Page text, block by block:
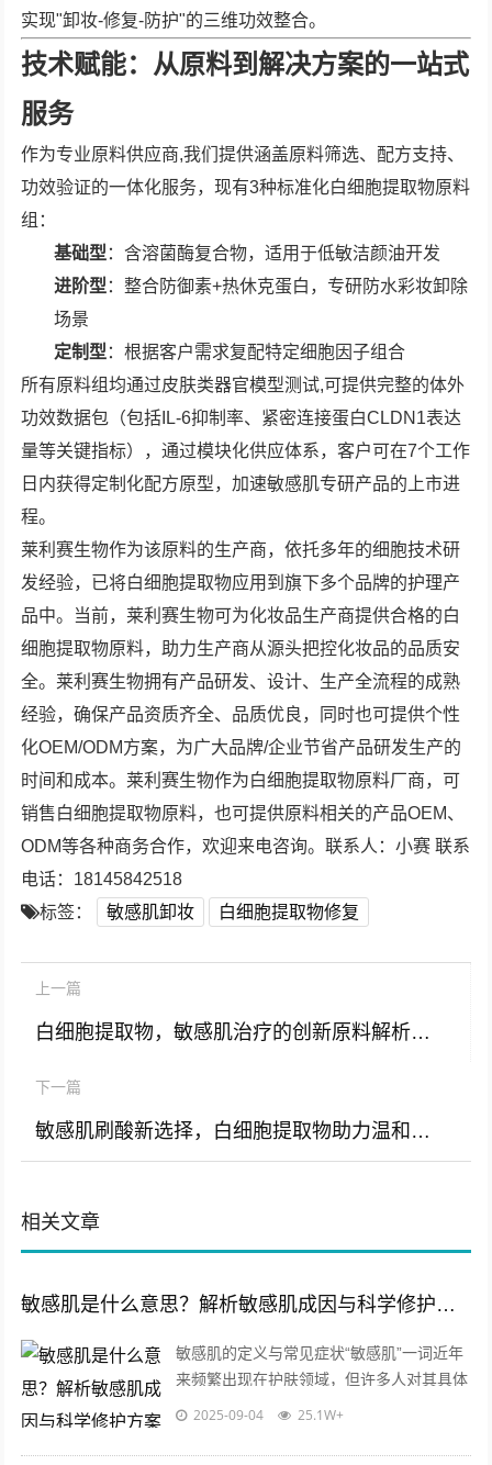
实现"卸妆-修复-防护"的三维功效整合。
技术赋能：从原料到解决方案的一站式
服务
作为专业原料供应商,我们提供涵盖原料筛选、配方支持、
功效验证的一体化服务，现有3种标准化白细胞提取物原料
组：
基础型 ：含溶菌酶复合物，适用于低敏洁颜油开发
进阶型 ：整合防御素+热休克蛋白，专研防水彩妆卸除
场景
定制型 ：根据客户需求复配特定细胞因子组合
所有原料组均通过皮肤类器官模型测试,可提供完整的体外
功效数据包（包括IL-6抑制率、紧密连接蛋白CLDN1表达
量等关键指标），通过模块化供应体系，客户可在7个工作
日内获得定制化配方原型，加速敏感肌专研产品的上市进
程。
莱利赛生物作为该原料的生产商，依托多年的细胞技术研
发经验，已将白细胞提取物应用到旗下多个品牌的护理产
品中。当前，莱利赛生物可为化妆品生产商提供合格的白
细胞提取物原料，助力生产商从源头把控化妆品的品质安
全。莱利赛生物拥有产品研发、设计、生产全流程的成熟
经验，确保产品资质齐全、品质优良，同时也可提供个性
化OEM/ODM方案，为广大品牌/企业节省产品研发生产的
时间和成本。莱利赛生物作为白细胞提取物原料厂商，可
销售白细胞提取物原料，也可提供原料相关的产品OEM、
ODM等各种商务合作，欢迎来电咨询。联系人：小赛 联系
电话：18145842518
标签：
敏感肌卸妆 白细胞提取物修复
上一篇
白细胞提取物，敏感肌治疗的创新原料解析与科学应用
下一篇
敏感肌刷酸新选择，白细胞提取物助力温和焕肤与屏障修复
相关文章
敏感肌是什么意思？解析敏感肌成因与科学修护方案
敏感肌的定义与常见症状“敏感肌”一词近年
来频繁出现在护肤领域，但许多人对其具体
含义仍存在疑惑，敏感肌并非一种疾病，而
2025-09-04 25.1W+